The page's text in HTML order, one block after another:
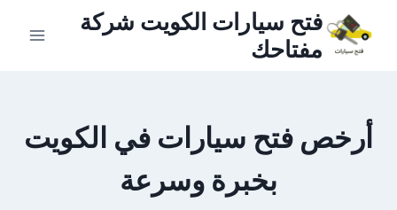
المحتوى
فتح سيارات الكويت شركة
مفتاحك
أرخص فتح سيارات في الكويت
بخبرة وسرعة